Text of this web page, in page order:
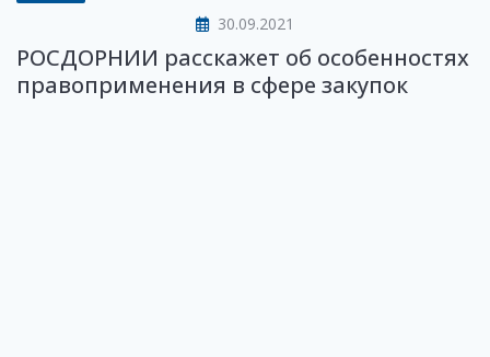
30.09.2021
РОСДОРНИИ расскажет об особенностях
правоприменения в сфере закупок